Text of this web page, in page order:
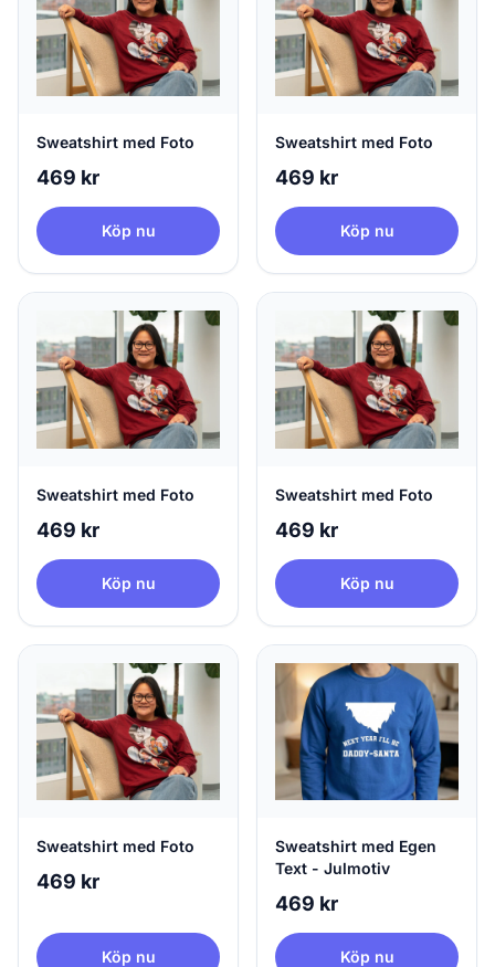
Sweatshirt med Foto
469 kr
Köp nu
Sweatshirt med Foto
469 kr
Köp nu
Sweatshirt med Foto
469 kr
Köp nu
Sweatshirt med Foto
469 kr
Köp nu
Sweatshirt med Foto
469 kr
Köp nu
Sweatshirt med Egen
Text - Julmotiv
469 kr
Köp nu